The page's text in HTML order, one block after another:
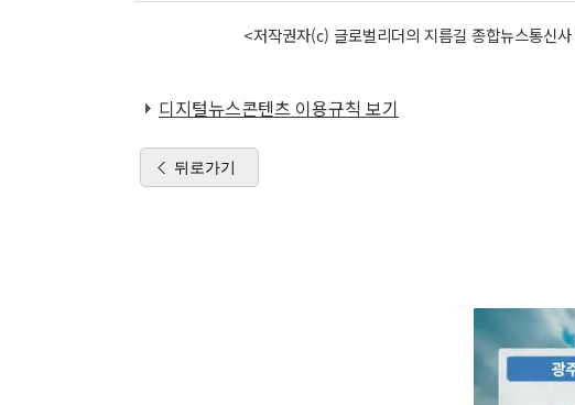
<저작권자(c) 글로벌리더의 지름길 종합뉴스통
디지털뉴스콘텐츠 이용규칙 보기
뒤로가기